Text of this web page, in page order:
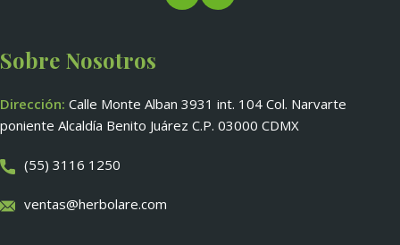
Sobre Nosotros
Dirección: Calle Monte Alban 3931 int. 104 Col. Narvarte
poniente Alcaldía Benito Juárez C.P. 03000 CDMX
(55) 3116 1250
ventas@herbolare.com